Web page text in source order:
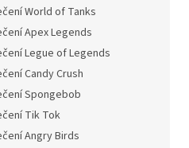
World of Tanks
Apex Legends
Legue of Legends
Candy Crush
Spongebob
Tik Tok
Angry Birds